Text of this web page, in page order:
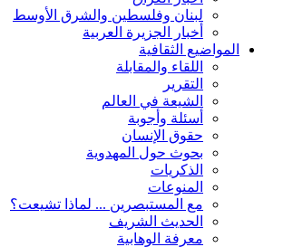
لبنان وفلسطين والشرق الأوسط
أخبار الجزيرة العربية
المواضيع الثقافية
اللقاء والمقابلة
التقریر
الشیعة في العالم
أسئلة وأجوبة
حقوق الإنسان
بحوث حول المهدوية
الذكريات
المنوعات
مع المستبصرین ... لماذا تشیعت؟
الحدیث الشریف
معرفة الوهابية